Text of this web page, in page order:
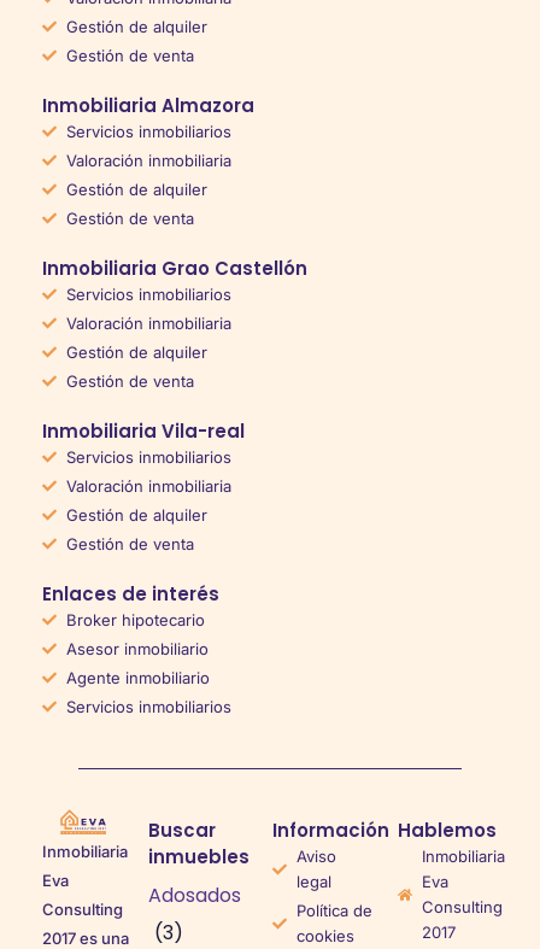
Gestión de alquiler
Gestión de venta
Inmobiliaria Almazora
Servicios inmobiliarios
Valoración inmobiliaria
Gestión de alquiler
Gestión de venta
Inmobiliaria Grao Castellón
Servicios inmobiliarios
Valoración inmobiliaria
Gestión de alquiler
Gestión de venta
Inmobiliaria Vila-real
Servicios inmobiliarios
Valoración inmobiliaria
Gestión de alquiler
Gestión de venta
Enlaces de interés
Broker hipotecario
Asesor inmobiliario
Agente inmobiliario
Servicios inmobiliarios
Inmobiliaria
Eva
Consulting
2017 es una
Buscar
inmuebles
Adosados
(3)
Información
Aviso
legal
Política de
cookies
Hablemos
Inmobiliaria
Eva
Consulting
2017